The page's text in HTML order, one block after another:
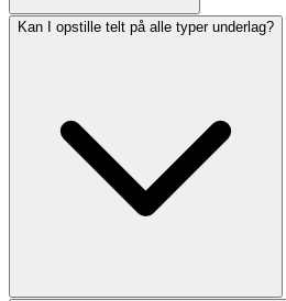
Kan I opstille telt på alle typer underlag?